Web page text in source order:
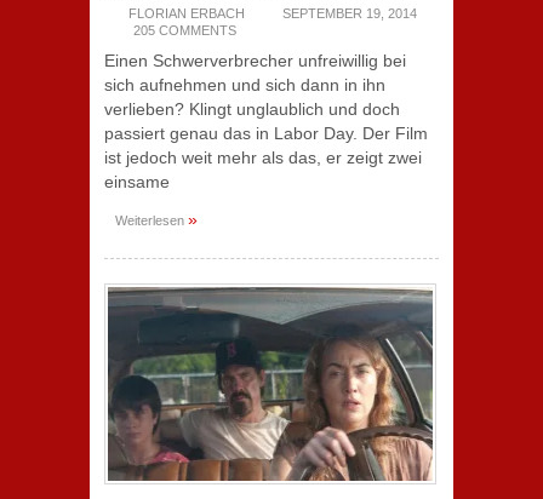
FLORIAN ERBACH
SEPTEMBER 19, 2014
205 COMMENTS
Einen Schwerverbrecher unfreiwillig bei
sich aufnehmen und sich dann in ihn
verlieben? Klingt unglaublich und doch
passiert genau das in Labor Day. Der Film
ist jedoch weit mehr als das, er zeigt zwei
einsame
Weiterlesen »